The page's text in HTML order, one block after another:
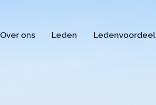
Over ons Leden Ledenvoordeel